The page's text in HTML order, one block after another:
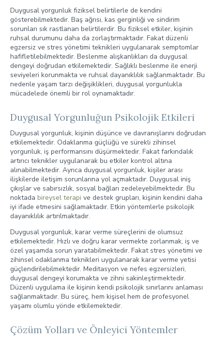
Duygusal yorgunluk fiziksel belirtilerle de kendini
gösterebilmektedir. Baş ağrısı, kas gerginliği ve sindirim
sorunları sık rastlanan belirtilerdir. Bu fiziksel etkiler, kişinin
ruhsal durumunu daha da zorlaştırmaktadır. Fakat düzenli
egzersiz ve stres yönetimi teknikleri uygulanarak semptomlar
hafifletilebilmektedir. Beslenme alışkanlıkları da duygusal
dengeyi doğrudan etkilemektedir. Sağlıklı beslenme ile enerji
seviyeleri korunmakta ve ruhsal dayanıklılık sağlanmaktadır. Bu
nedenle yaşam tarzı değişiklikleri, duygusal yorgunlukla
mücadelede önemli bir rol oynamaktadır.
Duygusal Yorgunluğun Psikolojik Etkileri
Duygusal yorgunluk, kişinin düşünce ve davranışlarını doğrudan
etkilemektedir. Odaklanma güçlüğü ve sürekli zihinsel
yorgunluk, iş performansını düşürmektedir. Fakat farkındalık
artırıcı teknikler uygulanarak bu etkiler kontrol altına
alınabilmektedir. Ayrıca duygusal yorgunluk, kişiler arası
ilişkilerde iletişim sorunlarına yol açmaktadır. Duygusal iniş
çıkışlar ve sabırsızlık, sosyal bağları zedeleyebilmektedir. Bu
noktada bireysel terapi ve destek grupları, kişinin kendini daha
iyi ifade etmesini sağlamaktadır. Etkin yöntemlerle psikolojik
dayanıklılık artırılmaktadır.
Duygusal yorgunluk, karar verme süreçlerini de olumsuz
etkilemektedir. Hızlı ve doğru karar vermekte zorlanmak, iş ve
özel yaşamda sorun yaratabilmektedir. Fakat stres yönetimi ve
zihinsel odaklanma teknikleri uygulanarak karar verme yetisi
güçlendirilebilmektedir. Meditasyon ve nefes egzersizleri,
duygusal dengeyi korumakta ve zihni sakinleştirmektedir.
Düzenli uygulama ile kişinin kendi psikolojik sınırlarını anlaması
sağlanmaktadır. Bu süreç, hem kişisel hem de profesyonel
yaşamı olumlu yönde etkilemektedir.
Çözüm Yolları ve Önleyici Yöntemler